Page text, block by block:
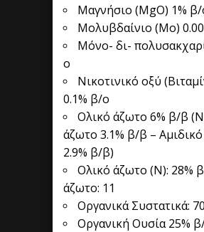
Μαγνήσιο (MgO) 1%
Μολυβδαίνιο (Mo)
Μόνο- δι-
ο
Νικοτινικό οξύ
0.1% β/ο
Ολικό άζωτο 6% β/β
άζωτο 3.1% β/β –
2.9% β/β)
Ολικό άζωτο (Ν): 28%
άζωτο: 11
Οργανικά Συστατικά:
Οργανική Ουσία 25%